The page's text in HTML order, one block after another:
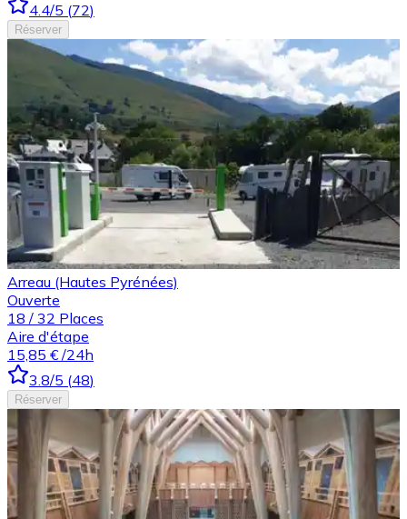
4.4/5 (72)
Réserver
Arreau (Hautes Pyrénées)
Ouverte
18 / 32 Places
Aire d'étape
15,85 € /24h
3.8/5 (48)
Réserver